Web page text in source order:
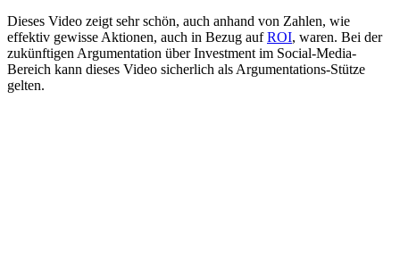
Dieses Video zeigt sehr schön, auch anhand von Zahlen, wie
effektiv gewisse Aktionen, auch in Bezug aufROI, waren. Bei der
zukünftigen Argumentation über Investment im Social-Media-
Bereich kann dieses Video sicherlich als Argumentations-Stütze
gelten.